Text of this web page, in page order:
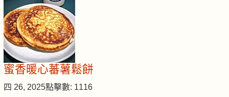
蜜香暖心蕃薯鬆餅
四 26, 2025點擊數: 1116